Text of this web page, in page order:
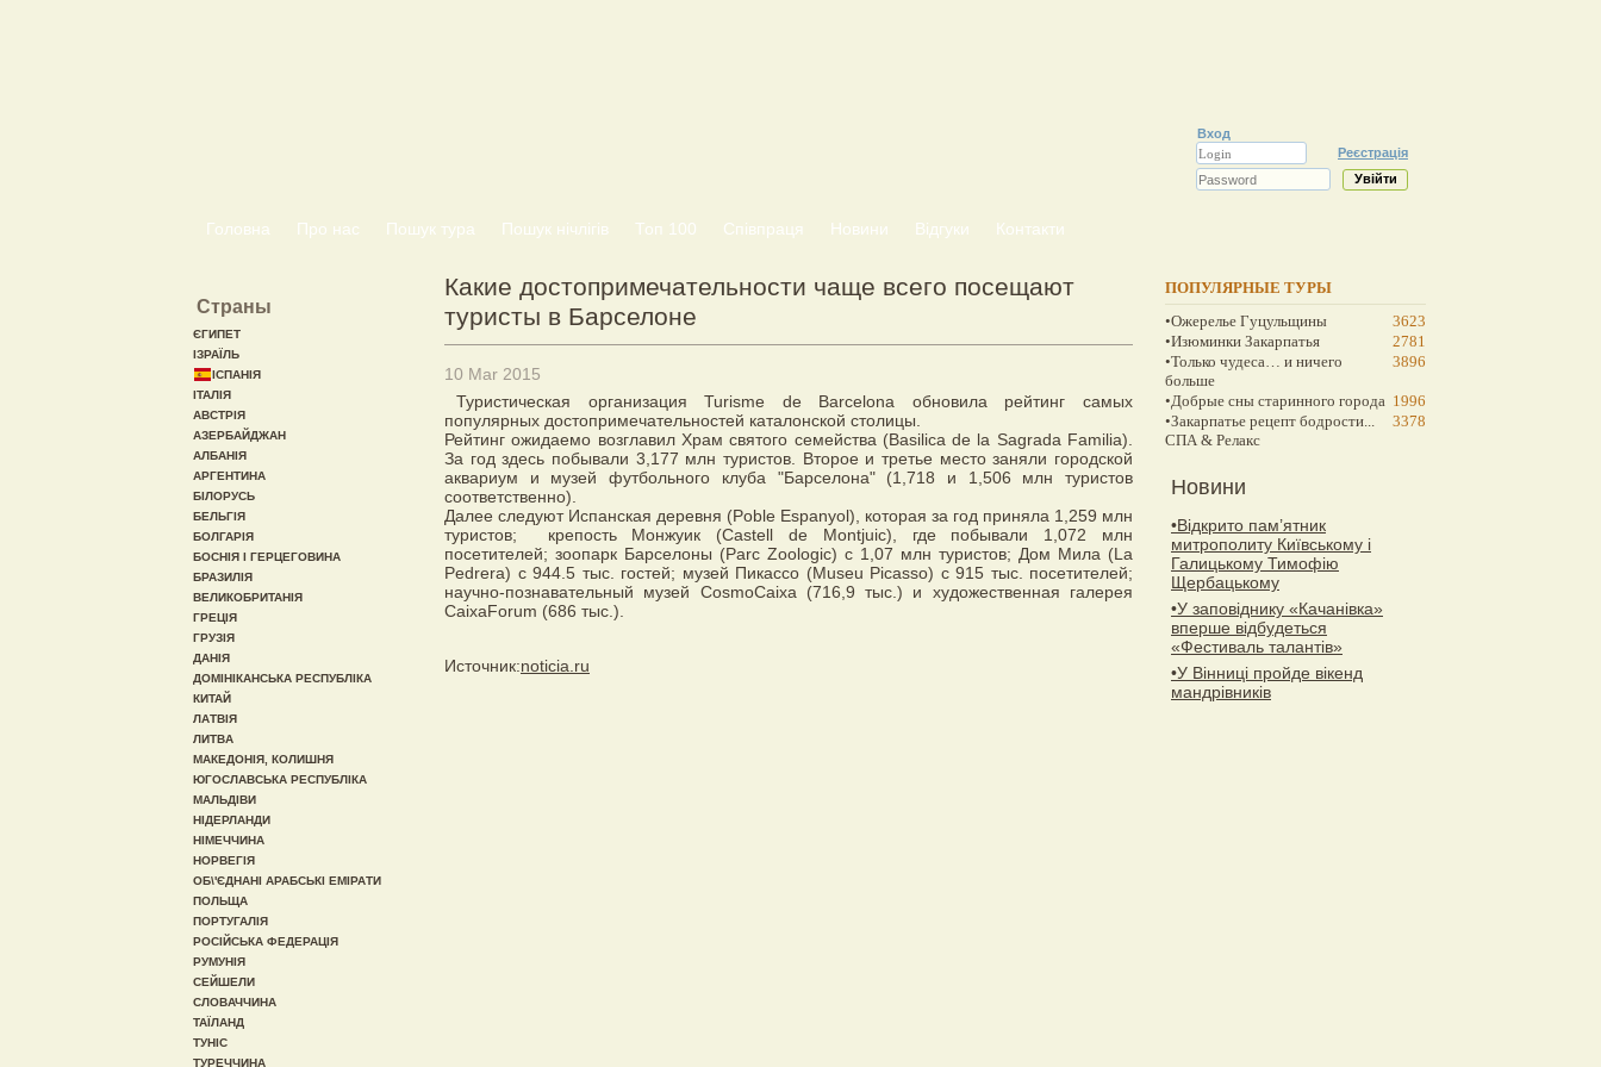
Вход
Реєстрація
Головна Про нас Пошук тура Пошук нічлігів Топ 100 Співпраця Новини Відгуки Контакти
Какие достопримечательности чаще всего посещают
туристы в Барселоне
10 Mar 2015
Туристическая организация Turisme de Barcelona обновила рейтинг самых
популярных достопримечательностей каталонской столицы.
Рейтинг ожидаемо возглавил Храм святого семейства (Basilica de la Sagrada Familia).
За год здесь побывали 3,177 млн туристов. Второе и третье место заняли городской
аквариум и музей футбольного клуба "Барселона" (1,718 и 1,506 млн туристов
соответственно).
Далее следуют Испанская деревня (Poble Espanyol), которая за год приняла 1,259 млн
туристов; крепость Монжуик (Castell de Montjuic), где побывали 1,072 млн
посетителей; зоопарк Барселоны (Parc Zoologic) с 1,07 млн туристов; Дом Мила (La
Pedrera) с 944.5 тыс. гостей; музей Пикассо (Museu Picasso) с 915 тыс. посетителей;
научно-познавательный музей CosmoCaixa (716,9 тыс.) и художественная галерея
CaixaForum (686 тыс.).
Источник:noticia.ru
Страны
ЄГИПЕТ
ІЗРАЇЛЬ
ІСПАНІЯ
ІТАЛІЯ
АВСТРІЯ
АЗЕРБАЙДЖАН
АЛБАНІЯ
АРГЕНТИНА
БІЛОРУСЬ
БЕЛЬГІЯ
БОЛГАРІЯ
БОСНІЯ І ГЕРЦЕГОВИНА
БРАЗИЛІЯ
ВЕЛИКОБРИТАНІЯ
ГРЕЦІЯ
ГРУЗІЯ
ДАНІЯ
ДОМІНІКАНСЬКА РЕСПУБЛІКА
КИТАЙ
ЛАТВІЯ
ЛИТВА
МАКЕДОНІЯ, КОЛИШНЯ
ЮГОСЛАВСЬКА РЕСПУБЛІКА
МАЛЬДІВИ
НІДЕРЛАНДИ
НІМЕЧЧИНА
НОРВЕГІЯ
ОБ\'ЄДНАНІ АРАБСЬКІ ЕМІРАТИ
ПОЛЬЩА
ПОРТУГАЛІЯ
РОСІЙСЬКА ФЕДЕРАЦІЯ
РУМУНІЯ
СЕЙШЕЛИ
СЛОВАЧЧИНА
ТАЇЛАНД
ТУНІС
ТУРЕЧЧИНА
ПОПУЛЯРНЫЕ ТУРЫ
•Ожерелье Гуцульщины
3623
•Изюминки Закарпатья
2781
•Только чудеса… и ничего
больше
3896
•Добрые сны старинного города 1996
•Закарпатье рецепт бодрости...
СПА & Релакс
3378
Новини
•Відкрито пам’ятник
митрополиту Київському і
Галицькому Тимофію
Щербацькому
•У заповіднику «Качанівка»
вперше відбудеться
«Фестиваль талантів»
•У Вінниці пройде вікенд
мандрівників